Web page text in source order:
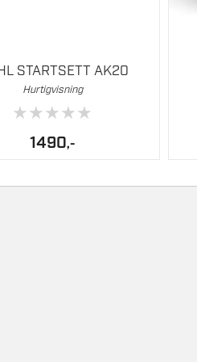
STARTSETT AK20
Hurtigvisning
★★★★★
1490,-